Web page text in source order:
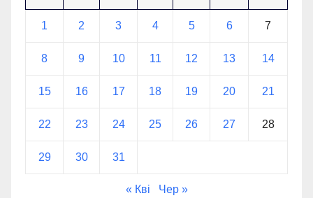
1 2 3 4 5 6 7
8 9 10 11 12 13 14
15 16 17 18 19 20 21
22 23 24 25 26 27 28
29 30 31
« Кві Чер »